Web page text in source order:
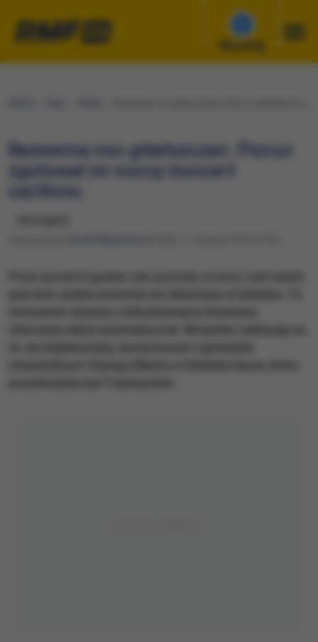
Słuchaj
Bezsenna noc gdańszczan. Piorun
zgotował im nocny koncert
carillonu